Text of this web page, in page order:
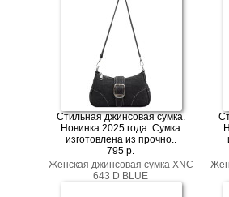
Стильная джинсовая сумка.
Новинка 2025 года. Сумка
изготовлена из прочно..
795 p.
Женская джинсовая сумка XNC
643 D BLUE